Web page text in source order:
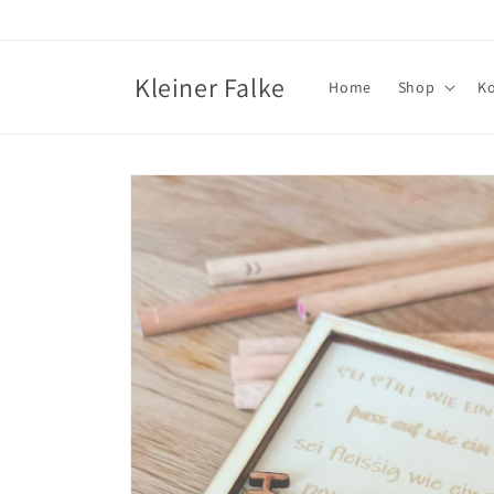
Kleiner Falke Home Shop
Zu
Produktinformationen